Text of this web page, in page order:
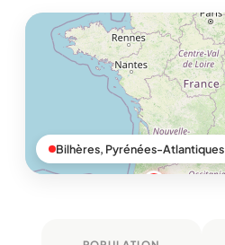
Bilhères, Pyrénées-Atlantiques